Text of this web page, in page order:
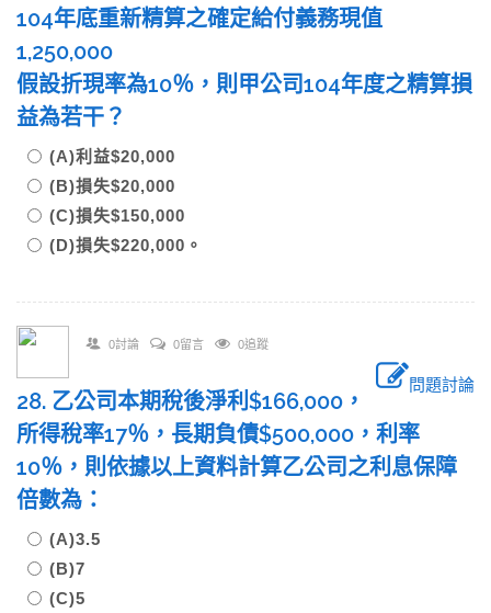
104年底重新精算之確定給付義務現值
1,250,000
假設折現率為10％，則甲公司104年度之精算損
益為若干？
(A)利益$20,000
(B)損失$20,000
(C)損失$150,000
(D)損失$220,000。
0討論 0留言 0追蹤
問題討論
28. 乙公司本期稅後淨利$166,000，
所得稅率17％，長期負債$500,000，利率
10％，則依據以上資料計算乙公司之利息保障
倍數為：
(A)3.5
(B)7
(C)5